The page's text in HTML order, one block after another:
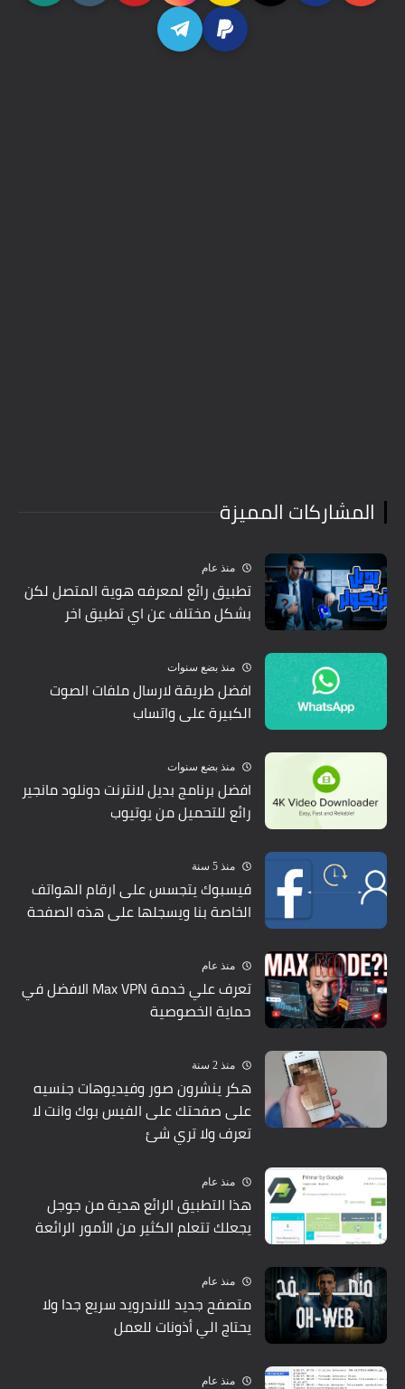
المشاركات المميزة
منذ عام
تطبيق رائع لمعرفه هوية المتصل لكن
بشكل مختلف عن اي تطبيق اخر
منذ بضع سنوات
افضل طريقة لارسال ملفات الصوت
الكبيرة على واتساب
منذ بضع سنوات
افضل برنامج بديل لانترنت دونلود مانجير
رائع للتحميل من يوتيوب
منذ 5 سنة
فيسبوك يتجسس على ارقام الهواتف
الخاصة بنا ويسجلها على هذه الصفحة
منذ عام
تعرف علي خدمة Max VPN الافضل في
حماية الخصوصية
منذ 2 سنة
هكر ينشرون صور وفيديوهات جنسيه
على صفحتك على الفيس بوك وانت لا
تعرف ولا تري شئ
منذ عام
هذا التطبيق الرائع هدية من جوجل
يجعلك تتعلم الكثير من الأمور الرائعة
منذ عام
متصفح جديد للاندرويد سريع جدا ولا
يحتاج الي أذونات للعمل
منذ عام